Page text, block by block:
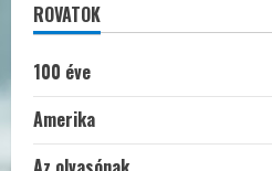
ROVATOK
100 éve
Amerika